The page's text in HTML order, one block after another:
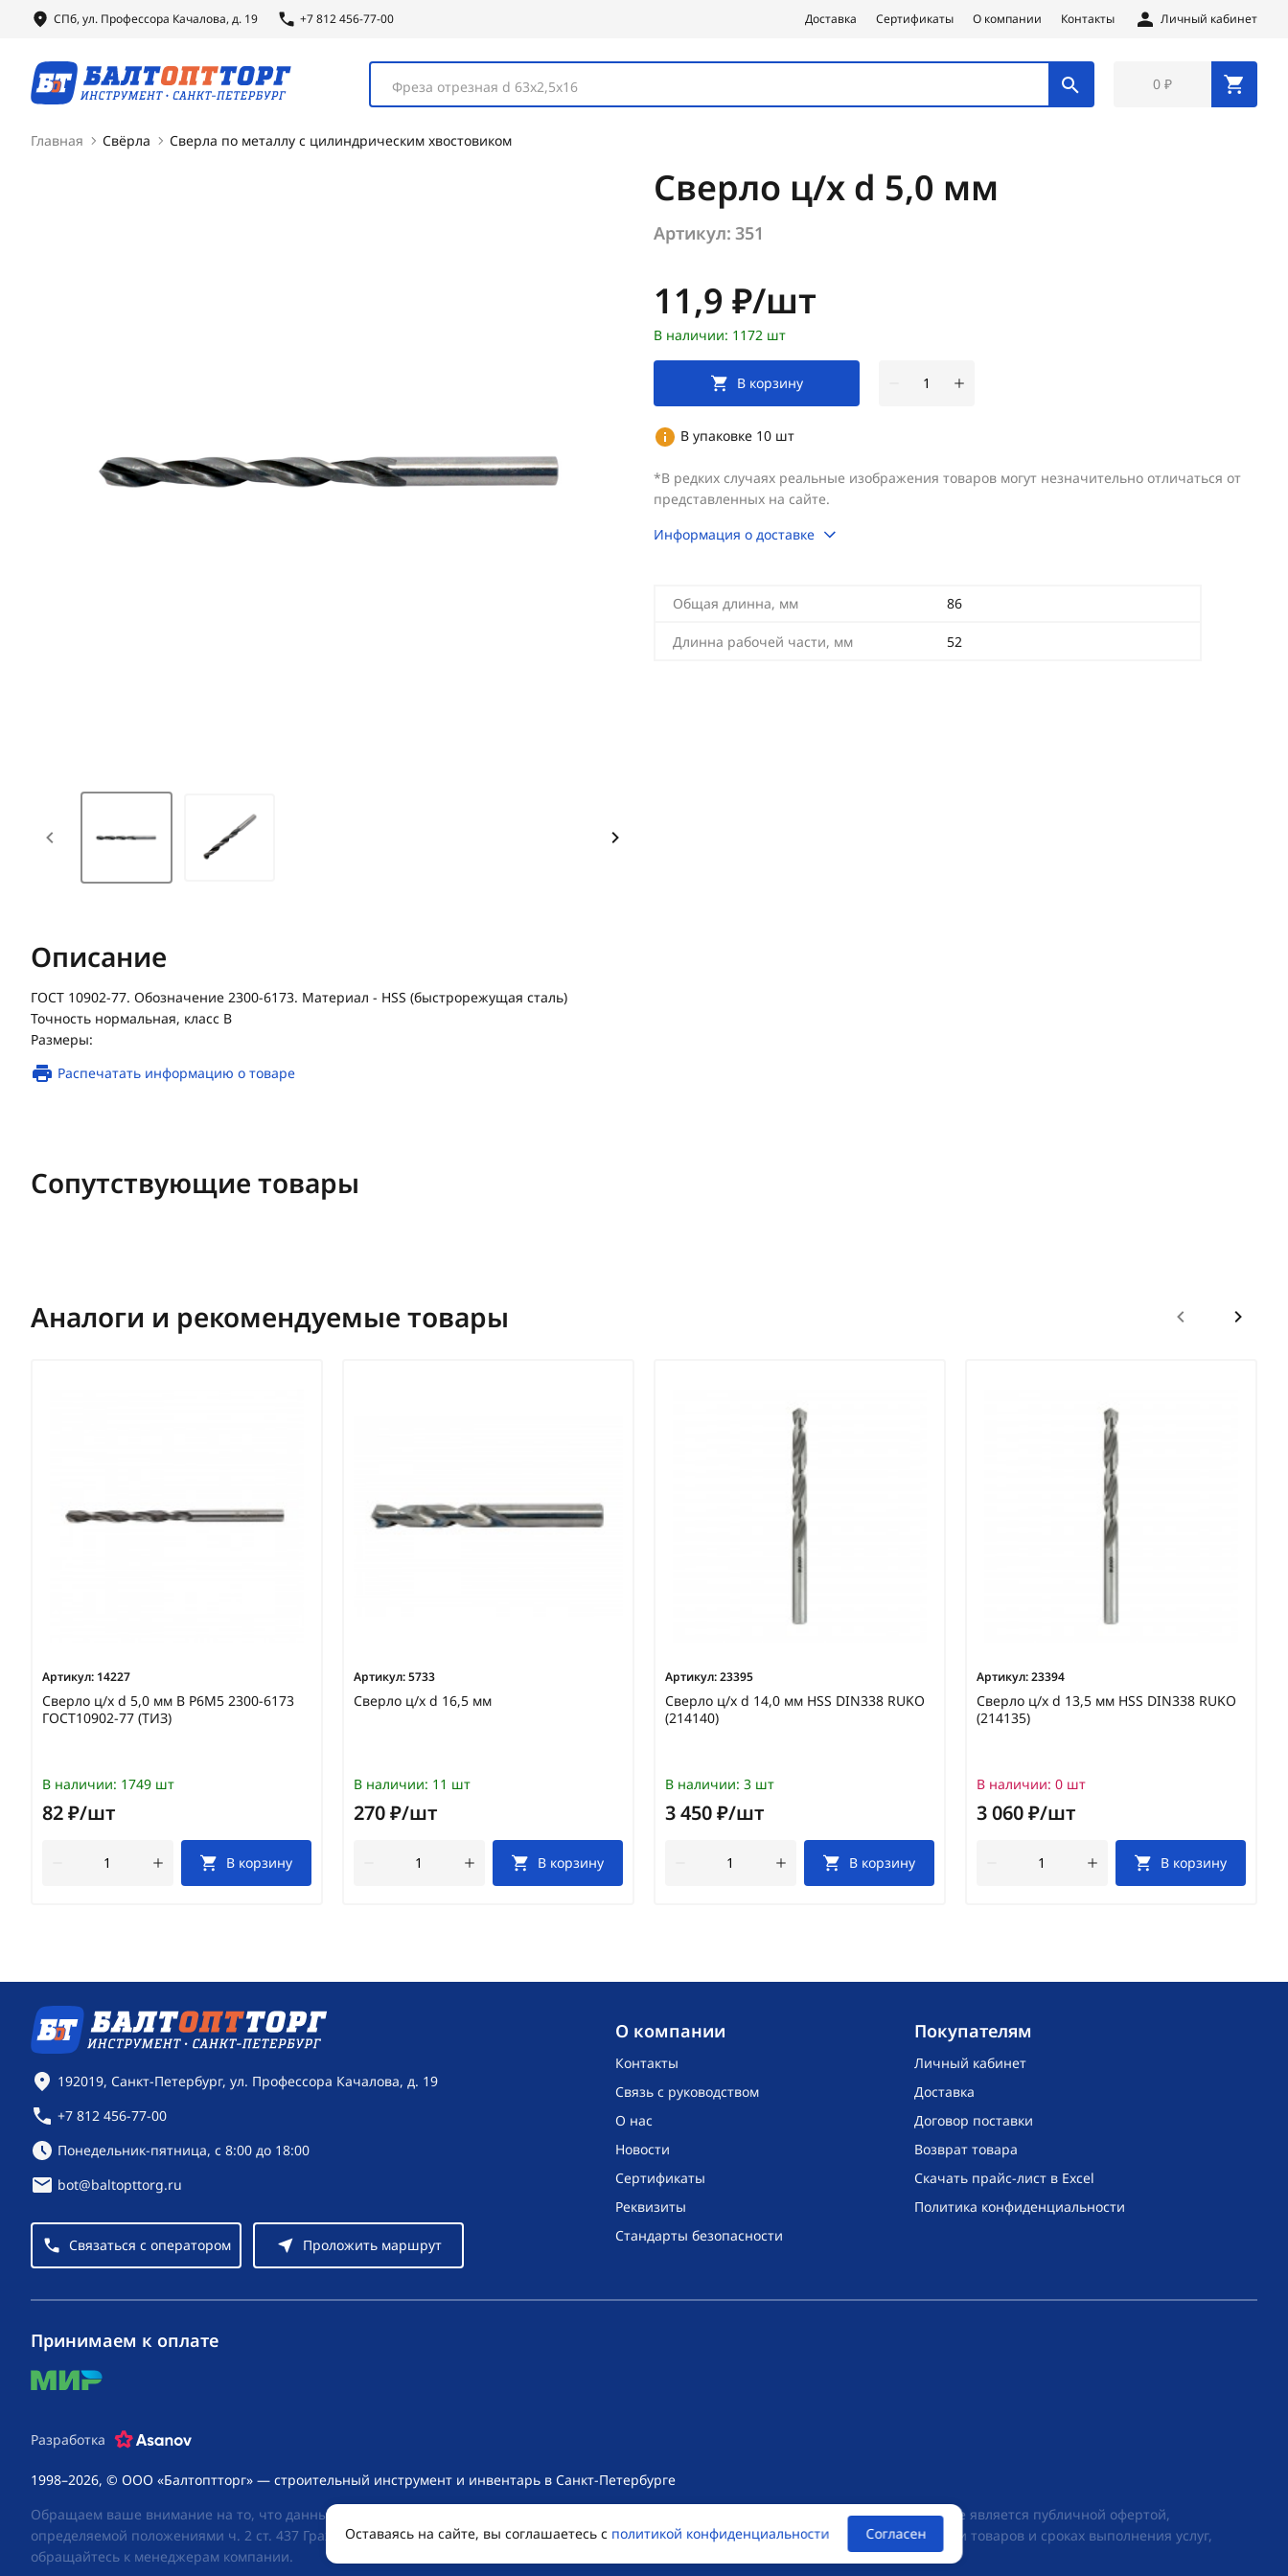
СПб, ул. Профессора Качалова, д. 19 +7 812 456-77-00 Доставка Сертификаты О компании Контакты Личный кабинет
Фреза отрезная d 63х2,5х16 0 ₽
Главная Свёрла Сверла по металлу с цилиндрическим хвостовиком
Сверло ц/х d 5,0 мм
Артикул: 351
Цена:
11,9 ₽/шт
В наличии: 1172 шт
В корзину
В упаковке 10 шт
*В редких случаях реальные изображения товаров могут незначительно отличаться от
представленных на сайте.
Информация о доставке
Общая длинна, мм 86
Длинна рабочей части, мм 52
Описание
ГОСТ 10902-77. Обозначение 2300-6173. Материал - HSS (быстрорежущая сталь)
Точность нормальная, класс В
Размеры:
Распечатать информацию о товаре
Сопутствующие товары
Аналоги и рекомендуемые товары
Артикул: 14227
Сверло ц/х d 5,0 мм В Р6М5 2300-6173
ГОСТ10902-77 (ТИЗ)
В наличии: 1749 шт
82 ₽/шт
В корзину
Артикул:5733
Сверло ц/х d 16,5 мм
В наличии: 11 шт
270 ₽/шт
В корзину
Артикул:23395
Сверло ц/х d 14,0 мм HSS DIN338 RUKO
(214140)
В наличии: 3 шт
3 450 ₽/шт
В корзину
Артикул:23394
Сверло ц/х d 13,5 мм HSS DIN338 RUKO
(214135)
В наличии: 0 шт
3 060 ₽/шт
В корзину
O компании
Контакты
Связь с руководством
О нас
Новости
Сертификаты
Реквизиты
Стандарты безопасности
Покупателям
Личный кабинет
Доставка
Договор поставки
Возврат товара
Скачать прайс-лист в Excel
Политика конфиденциальности
Контактная информация
192019, Санкт-Петербург, ул. Профессора Качалова, д. 19
+7 812 456-77-00
Режим работы:
Понедельник-пятница, с 8:00 до 18:00
bot@baltopttorg.ru
Связаться с оператором Проложить маршрут
1998–2026, © ООО «Балтоптторг» — строительный инструмент и инвентарь в Санкт-Петербурге
Обращаем ваше внимание на то, что данный интернет-сайт носит исключительно информационный характер и ни при каких условиях не является публичной офертой,
определяемой положениями ч. 2 ст. 437 Гражданского кодекса Российской Федерации. Для получения подробной информации о стоимости товаров и сроках выполнения услуг,
обращайтесь к менеджерам компании.
Принимаем к оплате
mir
Разработка
Оставаясь на сайте, вы соглашаетесь с политикой конфиденциальности Согласен